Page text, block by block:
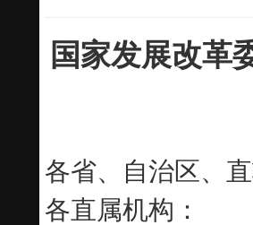
国家发展改革
各省、自治区、
各直属机构：